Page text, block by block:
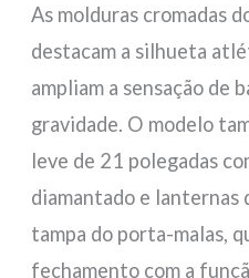
As molduras cromadas
destacam a silhueta
ampliam a sensação de
gravidade. O modelo
leve de 21 polegadas
diamantado e lanternas
tampa do porta-malas,
fechamento com a